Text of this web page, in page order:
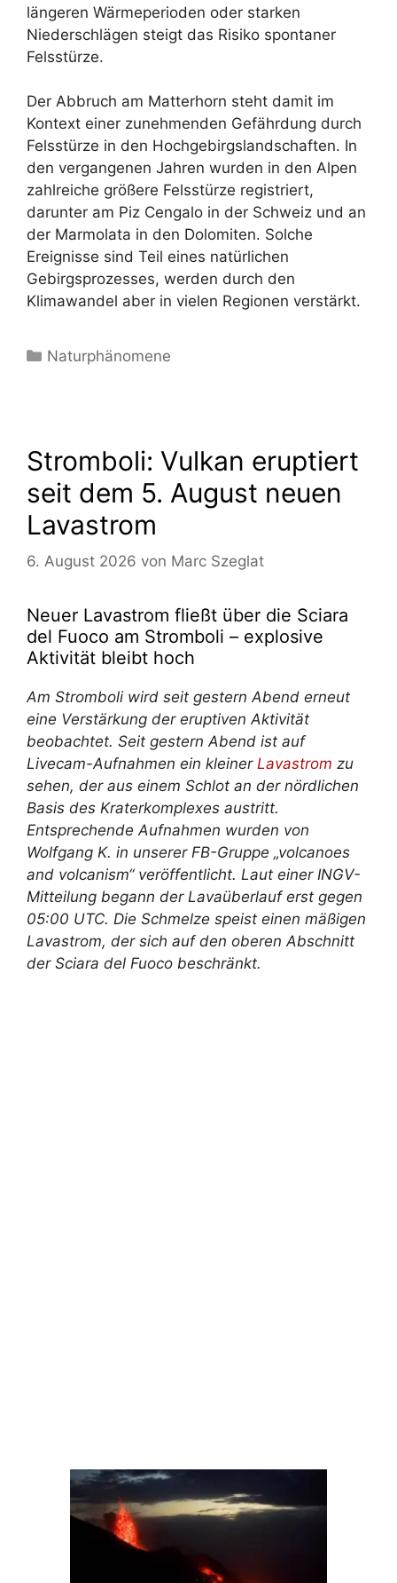
längeren Wärmeperioden oder starken
Niederschlägen steigt das Risiko spontaner
Felsstürze.
Der Abbruch am Matterhorn steht damit im
Kontext einer zunehmenden Gefährdung durch
Felsstürze in den Hochgebirgslandschaften. In
den vergangenen Jahren wurden in den Alpen
zahlreiche größere Felsstürze registriert,
darunter am Piz Cengalo in der Schweiz und an
der Marmolata in den Dolomiten. Solche
Ereignisse sind Teil eines natürlichen
Gebirgsprozesses, werden durch den
Klimawandel aber in vielen Regionen verstärkt.
Kategorien
Naturphänomene
Stromboli: Vulkan eruptiert
seit dem 5. August neuen
Lavastrom
6. August 2026 von Marc Szeglat
Neuer Lavastrom fließt über die Sciara
del Fuoco am Stromboli – explosive
Aktivität bleibt hoch
Am Stromboli wird seit gestern Abend erneut
eine Verstärkung der eruptiven Aktivität
beobachtet. Seit gestern Abend ist auf
Livecam-Aufnahmen ein kleiner Lavastrom zu
sehen, der aus einem Schlot an der nördlichen
Basis des Kraterkomplexes austritt.
Entsprechende Aufnahmen wurden von
Wolfgang K. in unserer FB-Gruppe „volcanoes
and volcanism“ veröffentlicht. Laut einer INGV-
Mitteilung begann der Lavaüberlauf erst gegen
05:00 UTC. Die Schmelze speist einen mäßigen
Lavastrom, der sich auf den oberen Abschnitt
der Sciara del Fuoco beschränkt.